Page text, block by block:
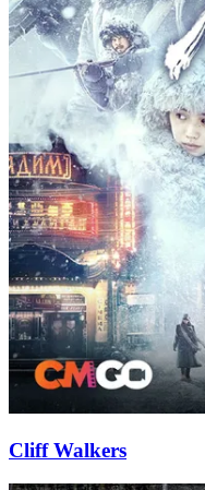
Cliff Walkers